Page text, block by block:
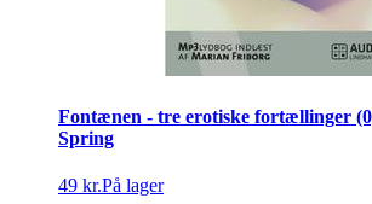
Fontænen - tre erotiske fortællinger
Spring
49 kr.På lager